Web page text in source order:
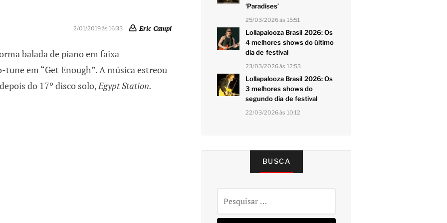
2/01/2019 às 16:33 Eric Campi
balada de piano em faixa
em “Get Enough”. A música estreou
do 17º disco solo,Egypt Station.
‘Paradises’
25/03/2026 às 15:51
Lollapalooza Brasil 2026: Os
4 melhores shows do último
dia de festival
23/03/2026 às 12:53
Lollapalooza Brasil 2026: Os
3 melhores shows do
segundo dia de festival
22/03/2026 às 10:12
BUSCA
por: